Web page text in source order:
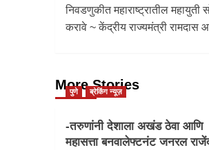
निवडणुकीत महाराष्ट्रातील महायुती
करावे ~ केंद्रीय राज्यमंत्री रामदास
More Stories
पुणे ब्रेकिंग न्यूज़
-तरुणांनी देशाला अखंड ठेवा आणि
महासत्ता बनवालेफ्टनंट जनरल